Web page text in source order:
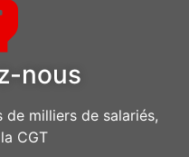
nous
de milliers de salariés,
CGT